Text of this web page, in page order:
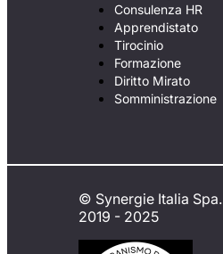
Consulenza HR
Apprendistato
Tirocinio
Formazione
Diritto Mirato
Somministrazione
© Synergie Italia Spa.
2019 - 2025